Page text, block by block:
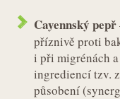
Cayennský pepř
příznivě proti
i při migrénách
ingrediencí tzv.
působení